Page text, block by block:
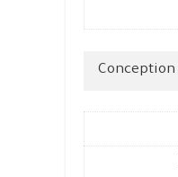
Conception